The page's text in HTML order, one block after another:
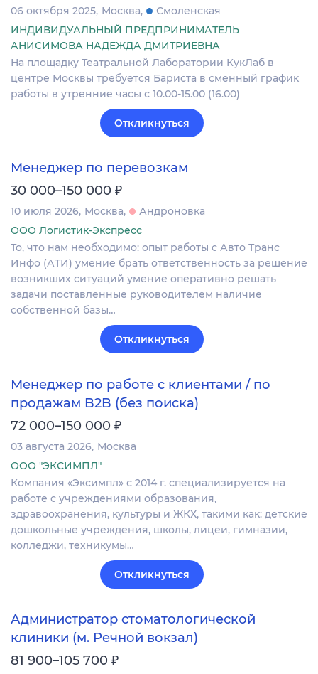
06 октября 2025 Москва
Смоленская
ИНДИВИДУАЛЬНЫЙ ПРЕДПРИНИМАТЕЛЬ
АНИСИМОВА НАДЕЖДА ДМИТРИЕВНА
На площадку Театральной Лаборатории КукЛаб в
центре Москвы требуется Бариста в сменный график
работы в утренние часы с 10.00-15.00 (16.00)
Откликнуться
Менеджер по перевозкам
30 000–150 000 ₽
10 июля 2026 Москва
Андроновка
ООО Логистик-Экспресс
То, что нам необходимо: опыт работы с Авто Транс
Инфо (АТИ) умение брать ответственность за решение
возникших ситуаций умение оперативно решать
задачи поставленные руководителем наличие
собственной базы…
Откликнуться
Менеджер по работе с клиентами / по
продажам B2B (без поиска)
72 000–150 000 ₽
03 августа 2026 Москва
ООО "ЭКСИМПЛ"
Компания «Эксимпл» с 2014 г. специализируется на
работе с учреждениями образования,
здравоохранения, культуры и ЖКХ, такими как: детские
дошкольные учреждения, школы, лицеи, гимназии,
колледжи, техникумы…
Откликнуться
Администратор стоматологической
клиники (м. Речной вокзал)
81 900–105 700 ₽